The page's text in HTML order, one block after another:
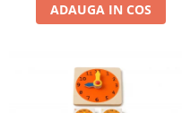
ADAUGA IN COS